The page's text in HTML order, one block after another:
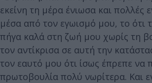
εκείνη τη μέρα ένιωσα και πολλές
μέσα από τον εγωισμό μου, το ότι
πήγα καλά στη ζωή μου χωρίς τη
τον αντίκρισα σε αυτή την
τον εαυτό μου ότι ίσως έπρεπε να
πρωτοβουλία πολύ νωρίτερα. Και